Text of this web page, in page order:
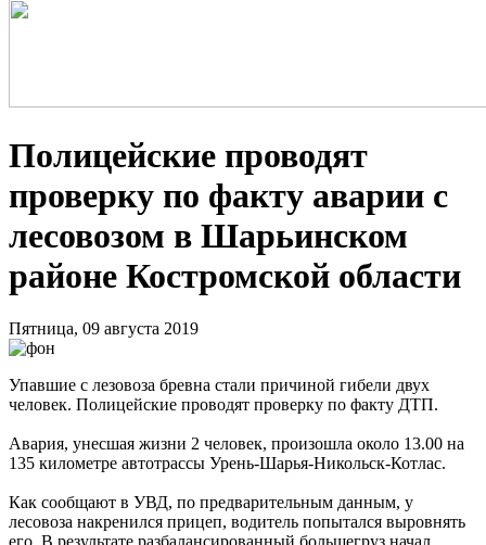
Полицейские проводят
проверку по факту аварии с
лесовозом в Шарьинском
районе Костромской области
Пятница, 09 августа 2019
Упавшие с лезовоза бревна стали причиной гибели двух
человек. Полицейские проводят проверку по факту ДТП.
Авария, унесшая жизни 2 человек, произошла около 13.00 на
135 километре автотрассы Урень-Шарья-Никольск-Котлас.
Как сообщают в УВД, по предварительным данным, у
лесовоза накренился прицеп, водитель попытался выровнять